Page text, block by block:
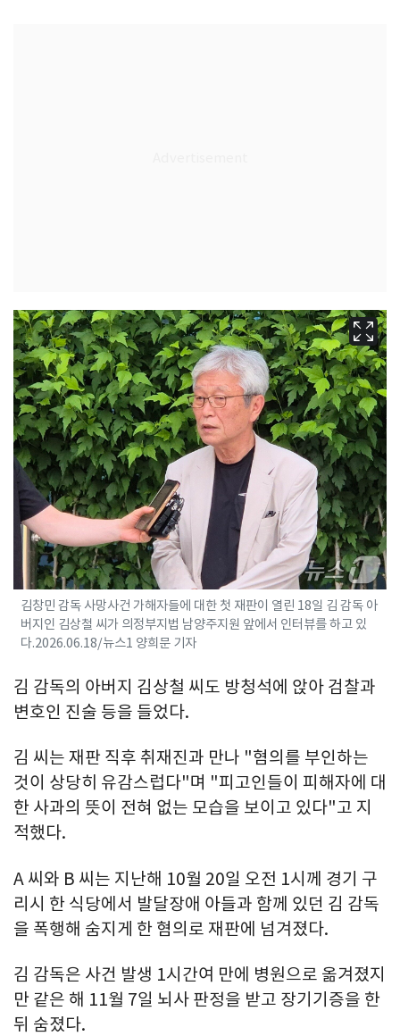
김창민 감독 사망사건 가해자들에 대한 첫 재판이 열린 18일 김 감독 아
버지인 김상철 씨가 의정부지법 남양주지원 앞에서 인터뷰를 하고 있
다.2026.06.18/뉴스1 양희문 기자
김 감독의 아버지 김상철 씨도 방청석에 앉아 검찰과
변호인 진술 등을 들었다.
김 씨는 재판 직후 취재진과 만나 "혐의를 부인하는
것이 상당히 유감스럽다"며 "피고인들이 피해자에 대
한 사과의 뜻이 전혀 없는 모습을 보이고 있다"고 지
적했다.
A 씨와 B 씨는 지난해 10월 20일 오전 1시께 경기 구
리시 한 식당에서 발달장애 아들과 함께 있던 김 감독
을 폭행해 숨지게 한 혐의로 재판에 넘겨졌다.
김 감독은 사건 발생 1시간여 만에 병원으로 옮겨졌지
만 같은 해 11월 7일 뇌사 판정을 받고 장기기증을 한
뒤 숨졌다.